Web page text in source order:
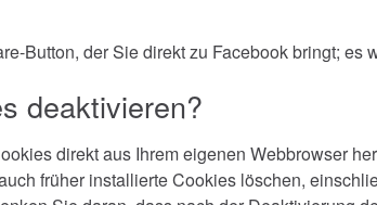
Button, der Sie direkt zu Facebook bringt;
deaktivieren?
direkt aus Ihrem eigenen Webbrowser
früher installierte Cookies löschen,